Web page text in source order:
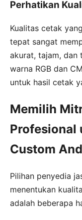
Perhatikan
Kualitas cetak
tepat sangat
akurat, tajam, dan
warna RGB dan
untuk hasil cetak
Memilih
Profesional
Custom
Pilihan penyedia
menentukan
adalah beberapa